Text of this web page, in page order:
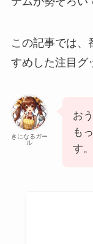
この記事では、
すめした注目グ
きになるガー
ル
お
も
す。